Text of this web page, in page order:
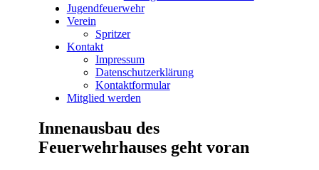
Jugendfeuerwehr
Verein
Spritzer
Kontakt
Impressum
Datenschutzerklärung
Kontaktformular
Mitglied werden
Innenausbau des
Feuerwehrhauses geht voran